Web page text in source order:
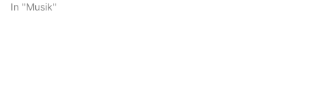
In "Musik"